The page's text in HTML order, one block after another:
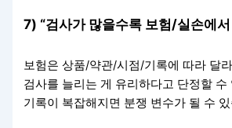
7) “검사가 많을수록 보험/실손에
보험은 상품/약관/시점/기록에 따라 달
검사를 늘리는 게 유리하다고 단정할 수
기록이 복잡해지면 분쟁 변수가 될 수